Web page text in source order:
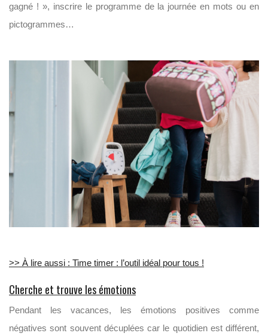
gagné ! », inscrire le programme de la journée en mots ou en
pictogrammes…
>> À lire aussi : Time timer : l’outil idéal pour tous !
Cherche et trouve les émotions
Pendant les vacances, les émotions positives comme
négatives sont souvent décuplées car le quotidien est différent,